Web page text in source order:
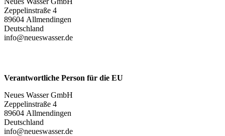
Zeppelinstraße 4
89604 Allmendingen
Deutschland
info@neueswasser.de
Verantwortliche Person für die EU
Neues Wasser GmbH
Zeppelinstraße 4
89604 Allmendingen
Deutschland
info@neueswasser.de